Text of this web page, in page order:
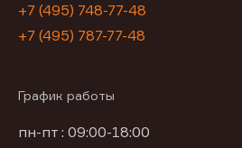
+7 (495) 748-77-48
+7 (495) 787-77-48
График работы
пн-пт : 09:00-18:00